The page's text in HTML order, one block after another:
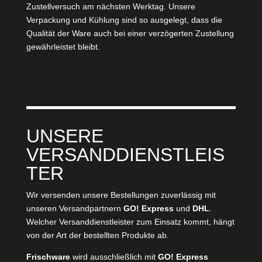
Zustellversuch am nächsten Werktag. Unsere
Verpackung und Kühlung sind so ausgelegt, dass die
Qualität der Ware auch bei einer verzögerten Zustellung
gewährleistet bleibt.
UNSERE
VERSANDDIENSTLEIS
TER
Wir versenden unsere Bestellungen zuverlässig mit
unseren Versandpartnern GO! Expressund DHL
Welcher Versanddienstleister zum Einsatz kommt, hängt
von der Art der bestellten Produkte ab.
Frischwarewird ausschließlich mit GO! Express